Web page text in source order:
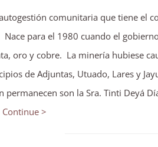
comunitaria que tiene el
para el 1980 cuando el
oro y cobre. La minería hubiese
de Adjuntas, Utuado, Lares y
son la Sra. Tinti Deyá
Continue >